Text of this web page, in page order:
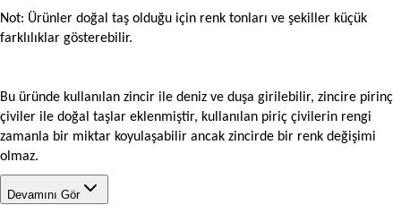
Not: Ürünler doğal taş olduğu için renk tonları ve şekiller küçük
farklılıklar gösterebilir.
Bu üründe kullanılan zincir ile deniz ve duşa girilebilir, zincire pirinç
çiviler ile doğal taşlar eklenmiştir, kullanılan piriç çivilerin rengi
zamanla bir miktar koyulaşabilir ancak zincirde bir renk değişimi
olmaz.
Devamını Gör